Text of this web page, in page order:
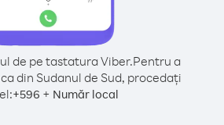
de pe tastatura Viber.Pentru a
din Sudanul de Sud, procedați
+596 + Număr local